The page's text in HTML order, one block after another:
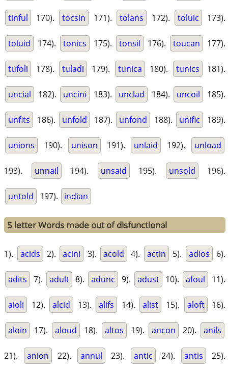
tinful 170). tocsin 171). tolans 172). toluic 173).
toluid 174). tonics 175). tonsil 176). toucan 177).
tufoli 178). tuladi 179). tunica 180). tunics 181).
uncial 182). uncini 183). unclad 184). uncoil 185).
unfits 186). unfold 187). unfond 188). unific 189).
unions 190). unison 191). unlaid 192). unload
193). unnail 194). unsaid 195). unsold 196).
untold 197). indian
5 letter Words made out of disfunctional
1). acids 2). acini 3). acold 4). actin 5). adios 6).
adits 7). adult 8). adunc 9). adust 10). afoul 11).
aioli 12). alcid 13). alifs 14). alist 15). aloft 16).
aloin 17). aloud 18). altos 19). ancon 20). anils
21). anion 22). annul 23). antic 24). antis 25).